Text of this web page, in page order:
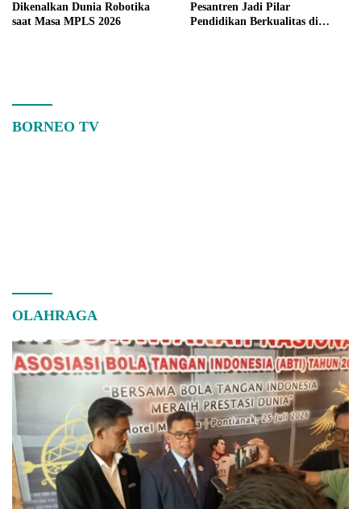
Dikenalkan Dunia Robotika
saat Masa MPLS 2026
Pesantren Jadi Pilar
Pendidikan Berkualitas di
BORNEO TV
OLAHRAGA